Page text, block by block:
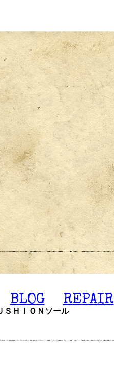
BLOG REPAIR
ＳＨＩＯＮソール